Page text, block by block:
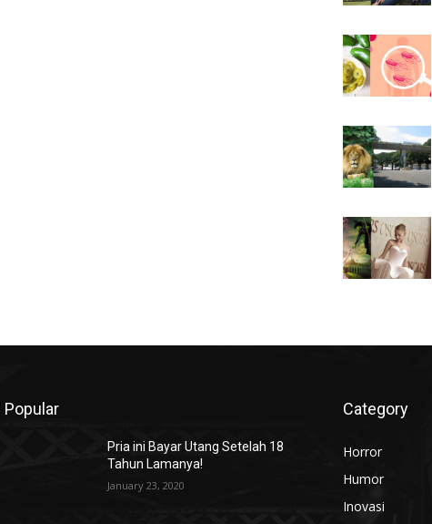
Popular
Pria ini Bayar Utang Setelah 18
Tahun Lamanya!
January 23, 2020
Category
Horror
Humor
Inovasi